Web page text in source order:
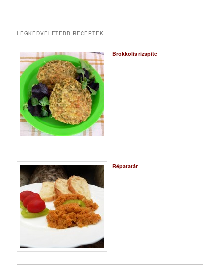
LEGKEDVELETEBB RECEPTEK
Brokkolis rizspite
Répatatár